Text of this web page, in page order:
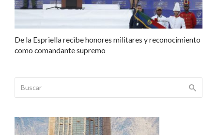
De la Espriella recibe honores militares y reconocimiento
como comandante supremo